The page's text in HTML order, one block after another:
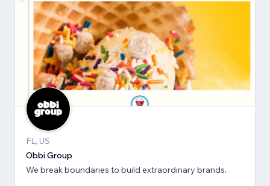
FL, US
Obbi Group
We break boundaries to build extraordinary brands.